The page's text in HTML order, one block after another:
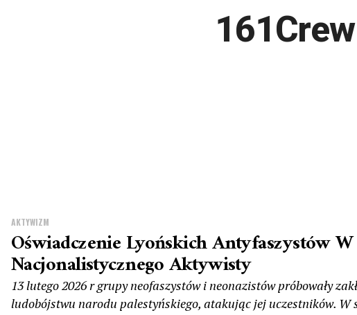
161Crew
AKTYWIZM
Oświadczenie Lyońskich Antyfaszystów
Nacjonalistycznego Aktywisty
13 lutego 2026 r grupy neofaszystów i neonazistów próbowały
ludobójstwu narodu palestyńskiego, atakując jej uczestników.